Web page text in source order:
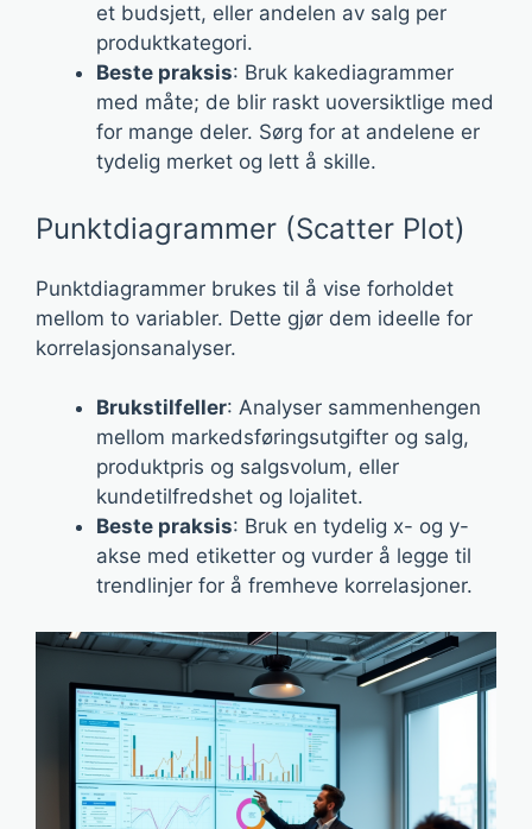
et budsjett, eller andelen av salg per
produktkategori.
Beste praksis: Bruk kakediagrammer
med måte; de blir raskt uoversiktlige med
for mange deler. Sørg for at andelene er
tydelig merket og lett å skille.
Punktdiagrammer (Scatter Plot)
Punktdiagrammer brukes til å vise forholdet
mellom to variabler. Dette gjør dem ideelle for
korrelasjonsanalyser.
Brukstilfeller: Analyser sammenhengen
mellom markedsføringsutgifter og salg,
produktpris og salgsvolum, eller
kundetilfredshet og lojalitet.
Beste praksis: Bruk en tydelig x- og y-
akse med etiketter og vurder å legge til
trendlinjer for å fremheve korrelasjoner.